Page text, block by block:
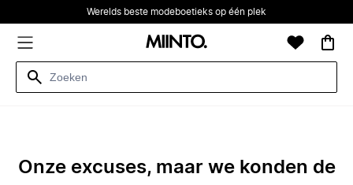
Werelds beste modeboetieks op één plek
Onze excuses, maar we konden de